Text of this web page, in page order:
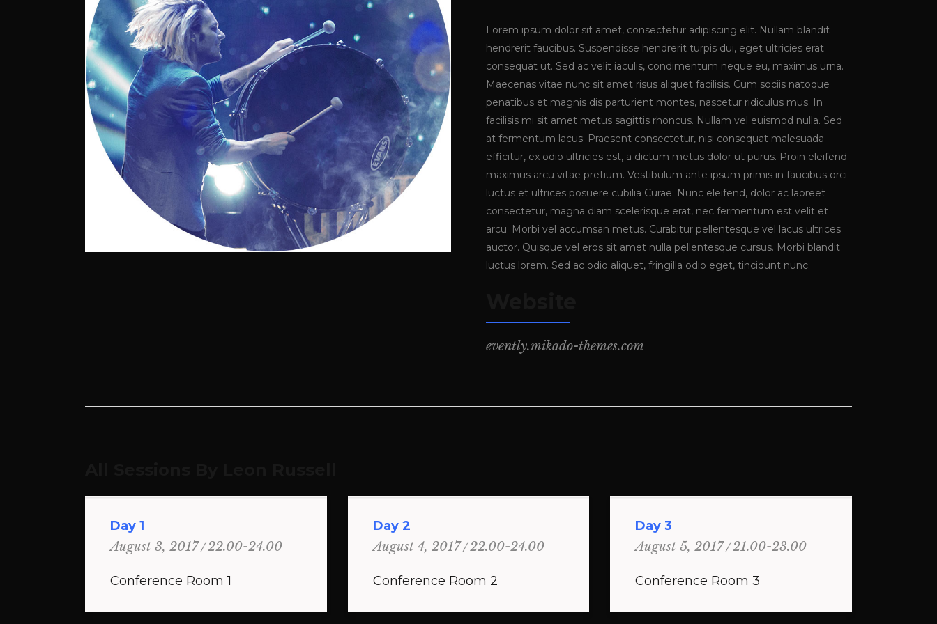
Lorem ipsum dolor sit amet, consectetur adipiscing elit. Nullam blandit
hendrerit faucibus. Suspendisse hendrerit turpis dui, eget ultricies erat
consequat ut. Sed ac velit iaculis, condimentum neque eu, maximus urna.
Maecenas vitae nunc sit amet risus aliquet facilisis. Cum sociis natoque
penatibus et magnis dis parturient montes, nascetur ridiculus mus. In
facilisis mi sit amet metus sagittis rhoncus. Nullam vel euismod nulla. Sed
at fermentum lacus. Praesent consectetur, nisi consequat malesuada
efficitur, ex odio ultricies est, a dictum metus dolor ut purus. Proin eleifend
maximus arcu vitae pretium. Vestibulum ante ipsum primis in faucibus orci
luctus et ultrices posuere cubilia Curae; Nunc eleifend, dolor ac laoreet
consectetur, magna diam scelerisque erat, nec fermentum est velit et
arcu. Morbi vel accumsan metus. Curabitur pellentesque vel lacus ultrices
auctor. Quisque vel eros sit amet nulla pellentesque cursus. Morbi blandit
luctus lorem. Sed ac odio aliquet, fringilla odio eget, tincidunt nunc.
evently.mikado-themes.com
Day 1
August 3, 2017
22.00-24.00
Conference Room 1
Day 2
August 4, 2017
22.00-24.00
Conference Room 2
Day 3
August 5, 2017
21.00-23.00
Conference Room 3